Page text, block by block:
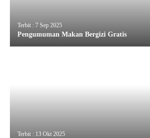
Terbit : 7 Sep 2025
Pengumuman Makan Bergizi Gratis
Terbit : 13 Okt 2025